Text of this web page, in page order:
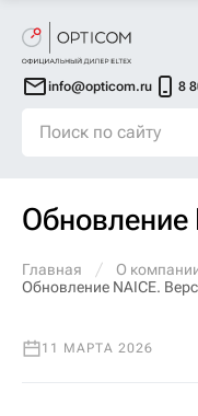
info@opticom.ru 8
Обновление
Главная О
Обновление NAICE.
11 МАРТА 2026